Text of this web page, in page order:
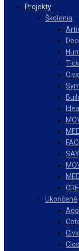
Projekty
Školenia
Ukončené